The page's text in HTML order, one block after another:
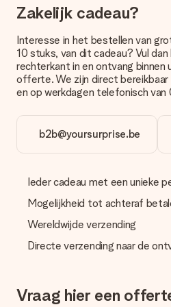
je een leuk kaartje toevoegen bij
je een persoonlijke boodschap
precies weet van wie de verrassing
Wordt mijn cadeau ingepakt
Momenteel hebben we (nog) geen
cadeau mooi in te pakken. Wel
een feestelijke
Levertijd, bezorgopties en
Ja, dat kan! In onze winkelmand
worden.
Wat is de levertijd en wanneer
De levertijd is terug te vinden op
Welke bezorgopties kan ik
Zakelijk cadeau?
Interesse in het bestellen van
10 stuks, van dit cadeau? Vul
rechterkant in en ontvang binnen
offerte. We zijn direct bereikbaar
en op werkdagen telefonisch van
b2b@yoursurprise.be
Ieder cadeau met een unieke
Mogelijkheid tot achteraf
Wereldwijde verzending
Directe verzending naar de
Vraag hier een